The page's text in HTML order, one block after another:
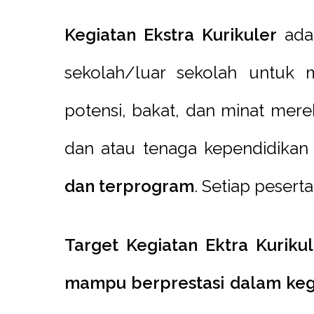
Kegiatan Ekstra Kurikuler
sekolah/luar sekolah untuk
potensi, bakat, dan minat
dan atau tenaga
dan terprogram. Setiap
Target Kegiatan Ektra
mampu berprestasi dalam